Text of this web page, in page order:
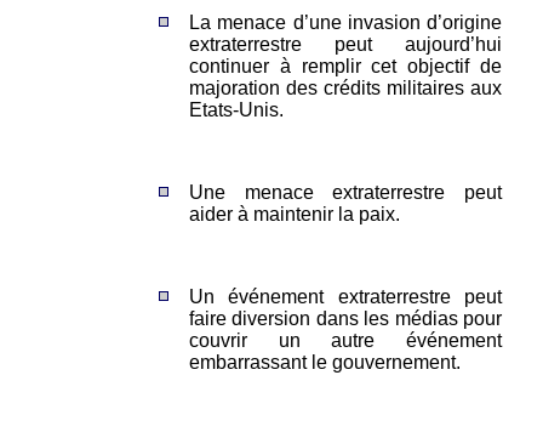
La menace d’une invasion d’origine
extraterrestre peut aujourd’hui
continuer à remplir cet objectif de
majoration des crédits militaires aux
Etats-Unis.
Une menace extraterrestre peut
aider à maintenir la paix.
Un événement extraterrestre peut
faire diversion dans les médias pour
couvrir un autre événement
embarrassant le gouvernement.